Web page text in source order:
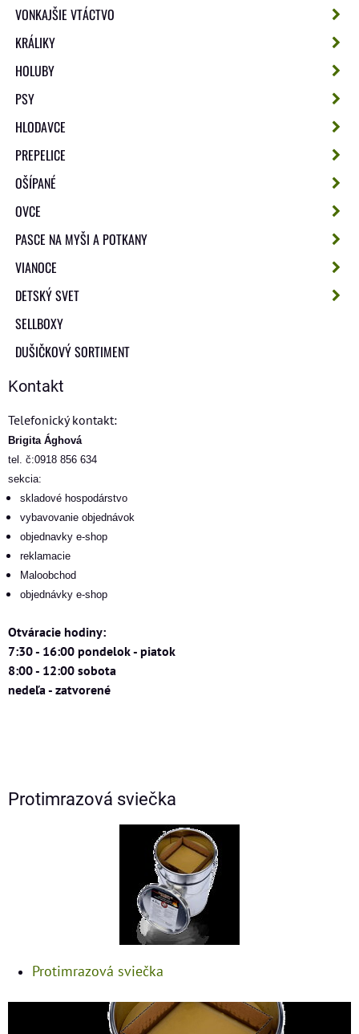
VONKAJŠIE VTÁCTVO
KRÁLIKY
HOLUBY
PSY
HLODAVCE
PREPELICE
OŠÍPANÉ
OVCE
PASCE NA MYŠI A POTKANY
VIANOCE
DETSKÝ SVET
SELLBOXY
DUŠIČKOVÝ SORTIMENT
Kontakt
Telefonický kontakt:
Brigita Ághová
tel. č:0918 856 634
sekcia:
skladové hospodárstvo
vybavovanie objednávok
objednavky e-shop
reklamacie
Maloobchod
objednávky e-shop
Otváracie hodiny:
7:30 - 16:00 pondelok - piatok
8:00 - 12:00 sobota
nedeľa - zatvorené
Protimrazová sviečka
Protimrazová sviečka